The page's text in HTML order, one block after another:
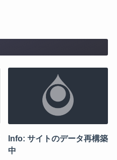
Info: サイトのデータ再構築
中